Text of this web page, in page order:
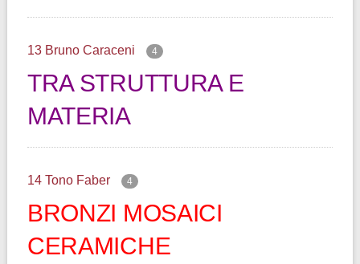
13 Bruno Caraceni 4
TRA STRUTTURA E
MATERIA
14 Tono Faber 4
BRONZI MOSAICI
CERAMICHE